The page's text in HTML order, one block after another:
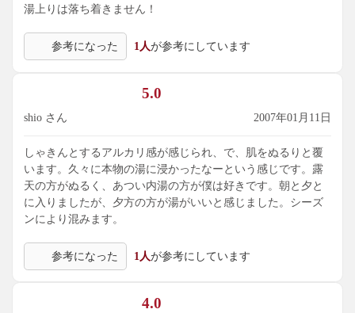
湯上りは落ち着きません！
参考になった 1人が参考にしています
5.0
shio さん 2007年01月11日
しゃきんとするアルカリ感が感じられ、で、肌をぬるりと覆
います。久々に本物の湯に浸かったなーという感じです。露
天の方がぬるく、あつい内湯の方が僕は好きです。朝と夕と
に入りましたが、夕方の方が湯がいいと感じました。シーズ
ンにより混みます。
参考になった 1人が参考にしています
4.0